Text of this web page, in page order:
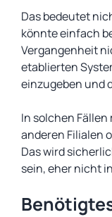
Das bedeutet
könnte einfach
Vergangenheit
etablierten
einzugeben und
In solchen
anderen Filialen
Das wird
sein, eher nicht